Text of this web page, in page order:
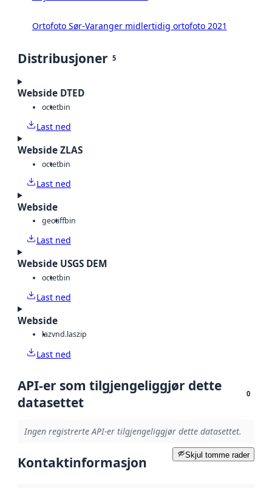
Ortofoto Sør-Varanger midlertidig ortofoto 2021
Distribusjoner 5
Webside DTED
octetbin
Last ned
Webside ZLAS
octetbin
Last ned
Webside
geotiffbin
Last ned
Webside USGS DEM
octetbin
Last ned
Webside
lazvnd.laszip
Last ned
API-er som tilgjengeliggjør dette
datasettet
0
Ingen registrerte API-er tilgjengeliggjør dette datasettet.
Skjul tomme rader
Kontaktinformasjon